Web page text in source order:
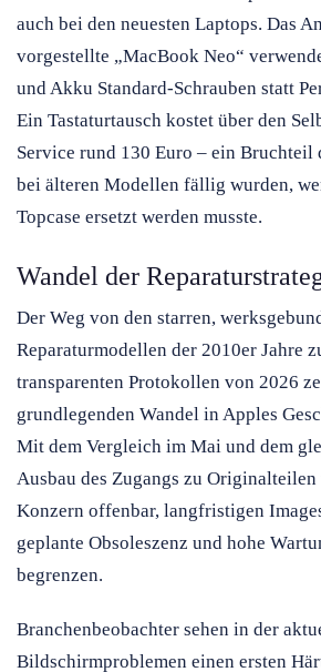
auch bei den neuesten Laptops. Das
vorgestellte „MacBook Neo“
und Akku Standard-Schrauben statt
Ein Tastaturtausch kostet über den
Service rund 130 Euro – ein Bruchteil
bei älteren Modellen fällig wurden,
Topcase ersetzt werden musste.
Wandel der
Der Weg von den starren,
Reparaturmodellen der 2010er Jahre
transparenten Protokollen von 2026
grundlegenden Wandel in Apples
Mit dem Vergleich im Mai und dem
Ausbau des Zugangs zu
Konzern offenbar, langfristigen
geplante Obsoleszenz und hohe
begrenzen.
Branchenbeobachter sehen in der
Bildschirmproblemen einen ersten